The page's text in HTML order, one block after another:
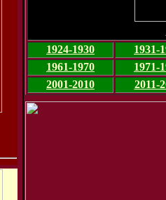
1924-1930
1931-
1961-1970
1971-
2001-2010
2011-